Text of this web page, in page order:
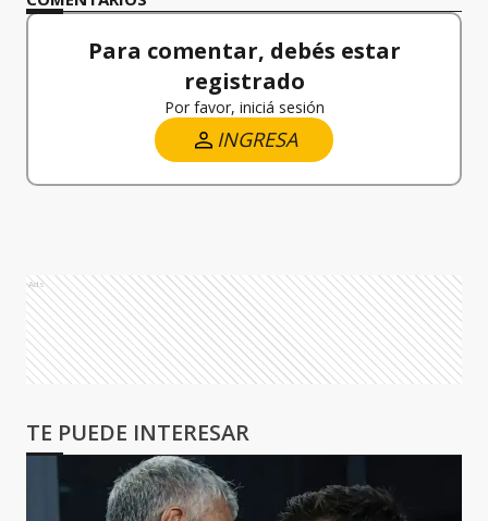
Para comentar, debés estar
registrado
Por favor, iniciá sesión
INGRESA
Ads
TE PUEDE INTERESAR